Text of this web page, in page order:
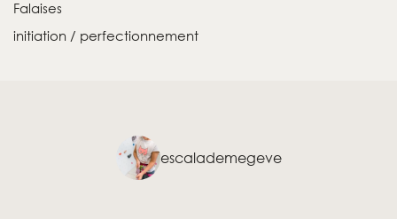
Falaises
initiation / perfectionnement
escalademegeve